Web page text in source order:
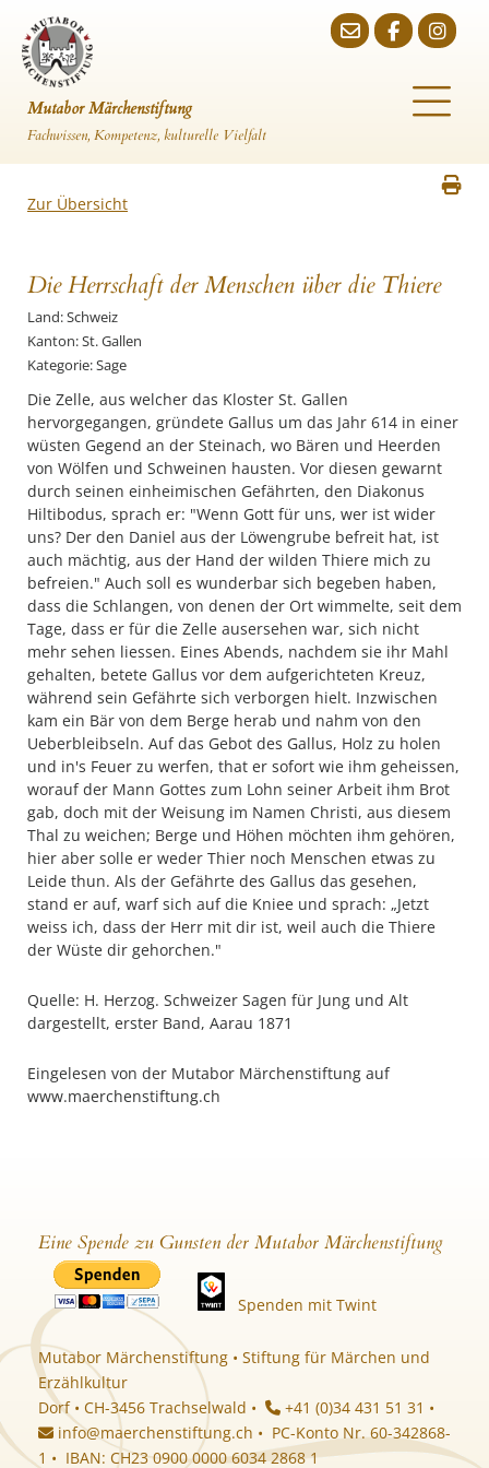
Mutabor Märchenstiftung
Fachwissen, Kompetenz, kulturelle Vielfalt
Zur Übersicht
Die Herrschaft der Menschen über die Thiere
Land: Schweiz
Kanton: St. Gallen
Kategorie: Sage
Die Zelle, aus welcher das Kloster St. Gallen
hervorgegangen, gründete Gallus um das Jahr 614 in einer
wüsten Gegend an der Steinach, wo Bären und Heerden
von Wölfen und Schweinen hausten. Vor diesen gewarnt
durch seinen einheimischen Gefährten, den Diakonus
Hiltibodus, sprach er: "Wenn Gott für uns, wer ist wider
uns? Der den Daniel aus der Löwengrube befreit hat, ist
auch mächtig, aus der Hand der wilden Thiere mich zu
befreien." Auch soll es wunderbar sich begeben haben,
dass die Schlangen, von denen der Ort wimmelte, seit dem
Tage, dass er für die Zelle ausersehen war, sich nicht
mehr sehen liessen. Eines Abends, nachdem sie ihr Mahl
gehalten, betete Gallus vor dem aufgerichteten Kreuz,
während sein Gefährte sich verborgen hielt. Inzwischen
kam ein Bär von dem Berge herab und nahm von den
Ueberbleibseln. Auf das Gebot des Gallus, Holz zu holen
und in's Feuer zu werfen, that er sofort wie ihm geheissen,
worauf der Mann Gottes zum Lohn seiner Arbeit ihm Brot
gab, doch mit der Weisung im Namen Christi, aus diesem
Thal zu weichen; Berge und Höhen möchten ihm gehören,
hier aber solle er weder Thier noch Menschen etwas zu
Leide thun. Als der Gefährte des Gallus das gesehen,
stand er auf, warf sich auf die Kniee und sprach: „Jetzt
weiss ich, dass der Herr mit dir ist, weil auch die Thiere
der Wüste dir gehorchen."
Quelle: H. Herzog. Schweizer Sagen für Jung und Alt
dargestellt, erster Band, Aarau 1871
Eingelesen von der Mutabor Märchenstiftung auf
www.maerchenstiftung.ch
Eine Spende zu Gunsten der Mutabor Märchenstiftung
Spenden mit Twint
Mutabor Märchenstiftung • Stiftung für Märchen und
Erzählkultur
Dorf • CH-3456 Trachselwald •
+41 (0)34 431 51 31 •
info@maerchenstiftung.ch • PC-Konto Nr. 60-342868-
1 • IBAN: CH23 0900 0000 6034 2868 1